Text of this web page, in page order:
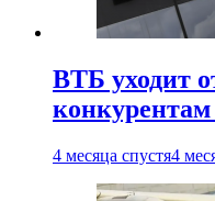
ВТБ уходит
4 месяца спустя4